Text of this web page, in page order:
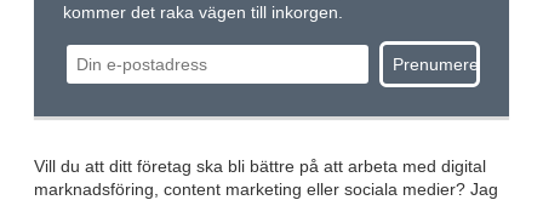
kommer det raka vägen till inkorgen.
Vill du att ditt företag ska bli bättre på att arbeta med digital
marknadsföring, content marketing eller sociala medier? Jag